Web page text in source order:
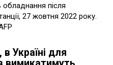
після
27 жовтня 2022 року.
Україні для